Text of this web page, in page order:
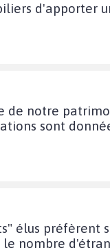
d'apporter
de notre
sont
élus préfèrent
nombre